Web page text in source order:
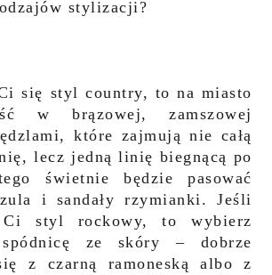
stylizacji?
się styl country, to na miasto
w brązowej, zamszowej
które zajmują nie całą
lecz jedną linię biegnącą po
świetnie będzie pasować
i sandały rzymianki. Jeśli
styl rockowy, to wybierz
spódnicę ze skóry – dobrze
z czarną ramoneską albo z